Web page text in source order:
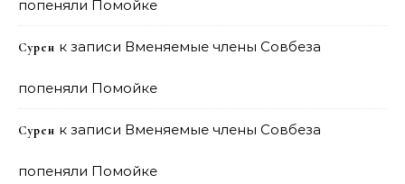
попеняли Помойке
Сурен к записи Вменяемые члены Совбеза
попеняли Помойке
Сурен к записи Вменяемые члены Совбеза
попеняли Помойке